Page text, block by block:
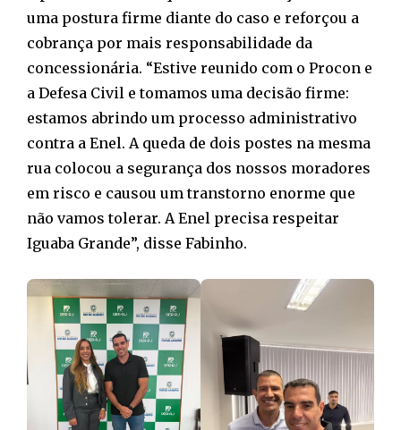
uma postura firme diante do caso e reforçou a
cobrança por mais responsabilidade da
concessionária. “Estive reunido com o Procon e
a Defesa Civil e tomamos uma decisão firme:
estamos abrindo um processo administrativo
contra a Enel. A queda de dois postes na mesma
rua colocou a segurança dos nossos moradores
em risco e causou um transtorno enorme que
não vamos tolerar. A Enel precisa respeitar
Iguaba Grande”, disse Fabinho.